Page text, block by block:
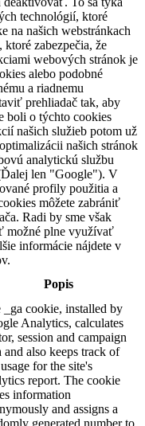
technológií, ktoré
na našich webstránkach
zabezpečia, že
webových stránok je
alebo podobné
a riadnemu
prehliadač tak, aby
boli o týchto cookies
našich služieb potom už
našich stránok
analytickú službu
len "Google"). V
profily použitia a
môžete zabrániť
Radi by sme však
možné plne využívať
informácie nájdete v
Popis
_ga cookie, installed by
Analytics, calculates
session and campaign
and also keeps track of
for the site's
report. The cookie
information
and assigns a
generated number to